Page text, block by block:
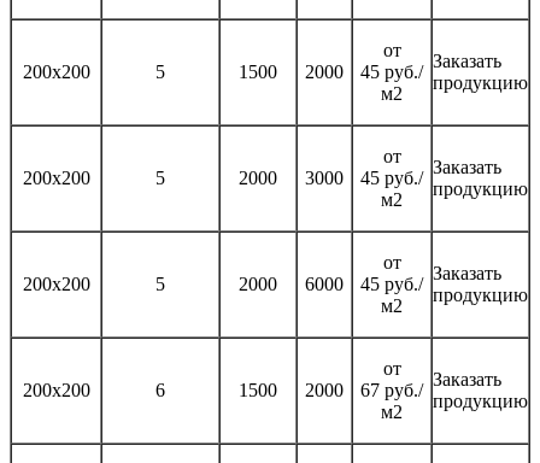
200х200 5 1500 2000
от
45 руб./
м2
Заказать
продукцию
200х200 5 2000 3000
от
45 руб./
м2
Заказать
продукцию
200х200 5 2000 6000
от
45 руб./
м2
Заказать
продукцию
200х200 6 1500 2000
от
67 руб./
м2
Заказать
продукцию